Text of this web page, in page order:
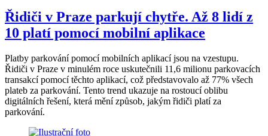
Řidiči v Praze parkují chytře. Až 8 lidí z
10 platí pomocí mobilní aplikace
Platby parkování pomocí mobilních aplikací jsou na vzestupu.
Řidiči v Praze v minulém roce uskutečnili 11,6 milionu parkovacích
transakcí pomocí těchto aplikací, což představovalo až 77% všech
plateb za parkování. Tento trend ukazuje na rostoucí oblibu
digitálních řešení, která mění způsob, jakým řidiči platí za
parkování.